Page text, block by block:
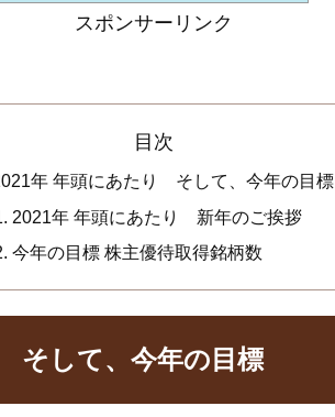
スポンサーリンク
目次
年 年頭にあたり そして、今年の目標
2021年 年頭にあたり 新年のご挨拶
今年の目標 株主優待取得銘柄数
そして、今年の目標